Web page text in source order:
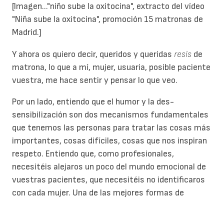
[Imagen..."niño sube la oxitocina", extracto del vídeo
"Niña sube la oxitocina", promoción 15 matronas de
Madrid.]
Y ahora os quiero decir, queridos y queridas resis de
matrona, lo que a mí, mujer, usuaria, posible paciente
vuestra, me hace sentir y pensar lo que veo.
Por un lado, entiendo que el humor y la des-
sensibilización son dos mecanismos fundamentales
que tenemos las personas para tratar las cosas más
importantes, cosas difíciles, cosas que nos inspiran
respeto. Entiendo que, como profesionales,
necesitéis alejaros un poco del mundo emocional de
vuestras pacientes, que necesitéis no identificaros
con cada mujer. Una de las mejores formas de